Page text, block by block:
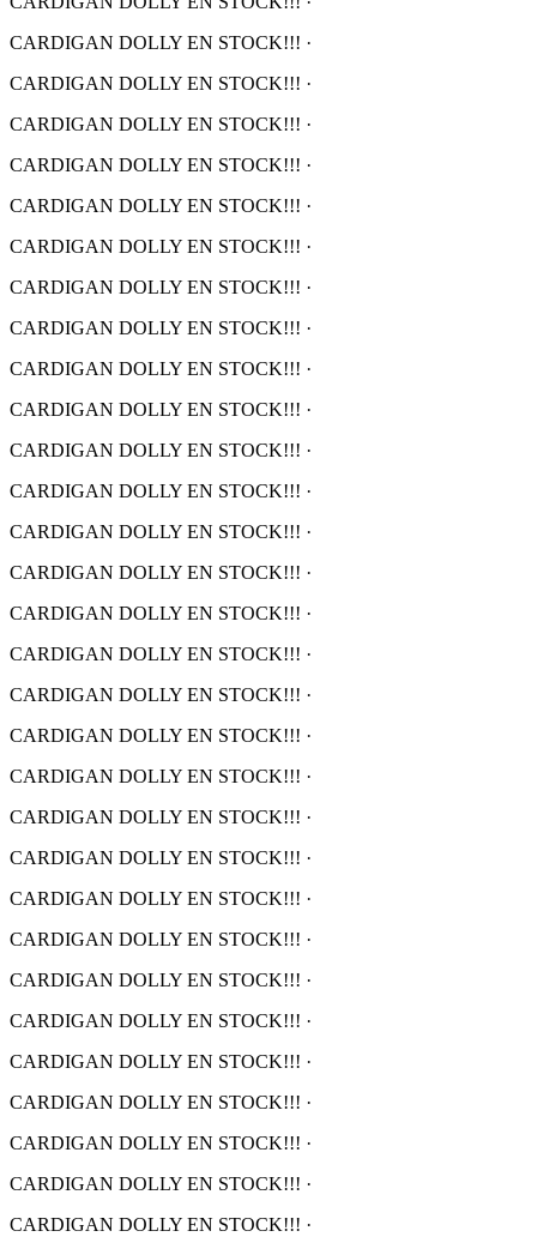
CARDIGAN DOLLY EN STOCK!!! ·
CARDIGAN DOLLY EN STOCK!!! ·
CARDIGAN DOLLY EN STOCK!!! ·
CARDIGAN DOLLY EN STOCK!!! ·
CARDIGAN DOLLY EN STOCK!!! ·
CARDIGAN DOLLY EN STOCK!!! ·
CARDIGAN DOLLY EN STOCK!!! ·
CARDIGAN DOLLY EN STOCK!!! ·
CARDIGAN DOLLY EN STOCK!!! ·
CARDIGAN DOLLY EN STOCK!!! ·
CARDIGAN DOLLY EN STOCK!!! ·
CARDIGAN DOLLY EN STOCK!!! ·
CARDIGAN DOLLY EN STOCK!!! ·
CARDIGAN DOLLY EN STOCK!!! ·
CARDIGAN DOLLY EN STOCK!!! ·
CARDIGAN DOLLY EN STOCK!!! ·
CARDIGAN DOLLY EN STOCK!!! ·
CARDIGAN DOLLY EN STOCK!!! ·
CARDIGAN DOLLY EN STOCK!!! ·
CARDIGAN DOLLY EN STOCK!!! ·
CARDIGAN DOLLY EN STOCK!!! ·
CARDIGAN DOLLY EN STOCK!!! ·
CARDIGAN DOLLY EN STOCK!!! ·
CARDIGAN DOLLY EN STOCK!!! ·
CARDIGAN DOLLY EN STOCK!!! ·
CARDIGAN DOLLY EN STOCK!!! ·
CARDIGAN DOLLY EN STOCK!!! ·
CARDIGAN DOLLY EN STOCK!!! ·
CARDIGAN DOLLY EN STOCK!!! ·
CARDIGAN DOLLY EN STOCK!!! ·